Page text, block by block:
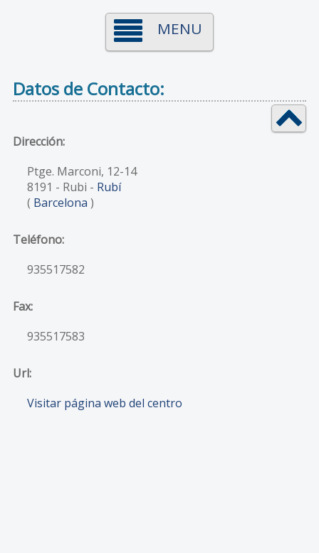
MENU
Datos de Contacto:
Dirección:
Ptge. Marconi, 12-14
8191 - Rubi - Rubí
( Barcelona )
Teléfono:
935517582
Fax:
935517583
Url:
Visitar página web del centro